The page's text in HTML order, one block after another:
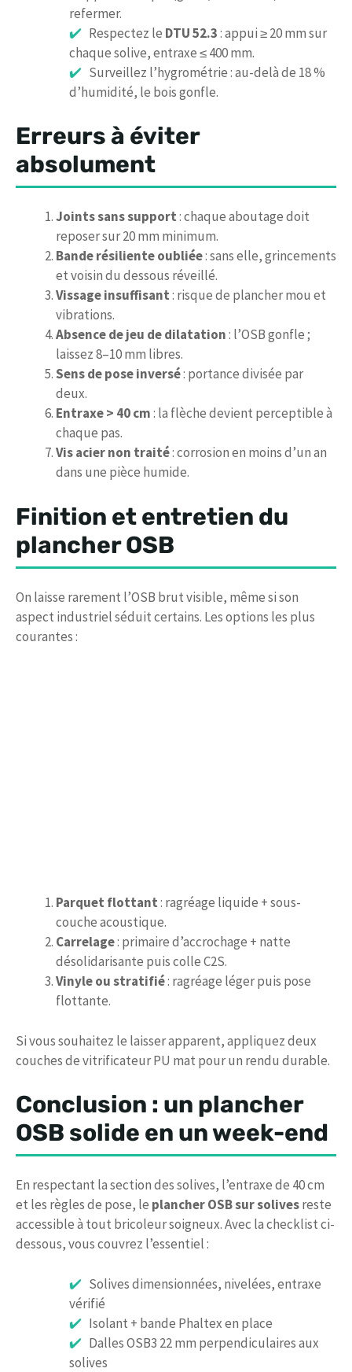
refermer.
Respectez le DTU 52.3: appui ≥ 20 mm sur
chaque solive, entraxe ≤ 400 mm.
Surveillez l’hygrométrie : au-delà de 18 %
d’humidité, le bois gonfle.
Erreurs à éviter
absolument
Joints sans support: chaque aboutage doit
reposer sur 20 mm minimum.
Bande résiliente oubliée: sans elle, grincements
et voisin du dessous réveillé.
Vissage insuffisant: risque de plancher mou et
vibrations.
Absence de jeu de dilatation: l’OSB gonfle ;
laissez 8–10 mm libres.
Sens de pose inversé: portance divisée par
deux.
Entraxe > 40 cm: la flèche devient perceptible à
chaque pas.
Vis acier non traité: corrosion en moins d’un an
dans une pièce humide.
Finition et entretien du
plancher OSB
On laisse rarement l’OSB brut visible, même si son
aspect industriel séduit certains. Les options les plus
courantes :
Parquet flottant: ragréage liquide + sous-
couche acoustique.
Carrelage: primaire d’accrochage + natte
désolidarisante puis colle C2S.
Vinyle ou stratifié: ragréage léger puis pose
flottante.
Si vous souhaitez le laisser apparent, appliquez deux
couches de vitrificateur PU mat pour un rendu durable.
Conclusion : un plancher
OSB solide en un week-end
En respectant la section des solives, l’entraxe de 40 cm
et les règles de pose, le plancher OSB sur solivesreste
accessible à tout bricoleur soigneux. Avec la checklist ci-
dessous, vous couvrez l’essentiel :
Solives dimensionnées, nivelées, entraxe
vérifié
Isolant + bande Phaltex en place
Dalles OSB3 22 mm perpendiculaires aux
solives